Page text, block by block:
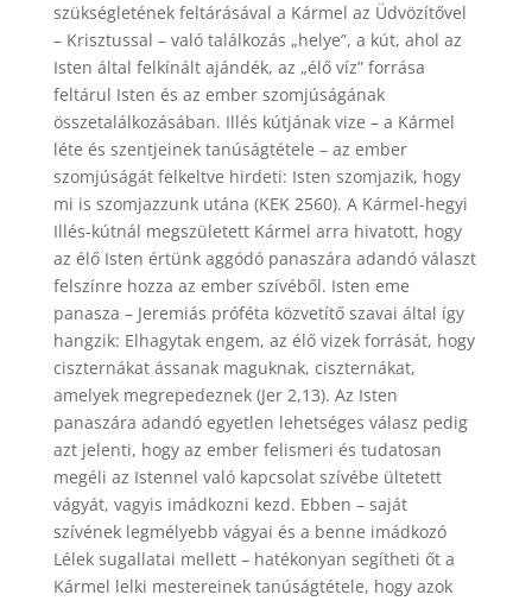
szükségletének feltárásával a Kármel az Üdvözítővel
– Krisztussal – való találkozás „helye”, a kút, ahol az
Isten által felkínált ajándék, az „élő víz” forrása
feltárul Isten és az ember szomjúságának
összetalálkozásában. Illés kútjának vize – a Kármel
léte és szentjeinek tanúságtétele – az ember
szomjúságát felkeltve hirdeti: Isten szomjazik, hogy
mi is szomjazzunk utána (KEK 2560). A Kármel-hegyi
Illés-kútnál megszületett Kármel arra hivatott, hogy
az élő Isten értünk aggódó panaszára adandó választ
felszínre hozza az ember szívéből. Isten eme
panasza – Jeremiás próféta közvetítő szavai által így
hangzik: Elhagytak engem, az élő vizek forrását, hogy
ciszternákat ássanak maguknak, ciszternákat,
amelyek megrepedeznek (Jer 2,13). Az Isten
panaszára adandó egyetlen lehetséges válasz pedig
azt jelenti, hogy az ember felismeri és tudatosan
megéli az Istennel való kapcsolat szívébe ültetett
vágyát, vagyis imádkozni kezd. Ebben – saját
szívének legmélyebb vágyai és a benne imádkozó
Lélek sugallatai mellett – hatékonyan segítheti őt a
Kármel lelki mestereinek tanúságtétele, hogy azok